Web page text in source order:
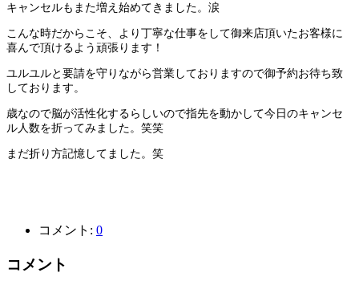
キャンセルもまた増え始めてきました。涙
こんな時だからこそ、より丁寧な仕事をして御来店頂いたお客様に
喜んで頂けるよう頑張ります！
ユルユルと要請を守りながら営業しておりますので御予約お待ち致
しております。
歳なので脳が活性化するらしいので指先を動かして今日のキャンセ
ル人数を折ってみました。笑笑
まだ折り方記憶してました。笑
コメント: 0
コメント